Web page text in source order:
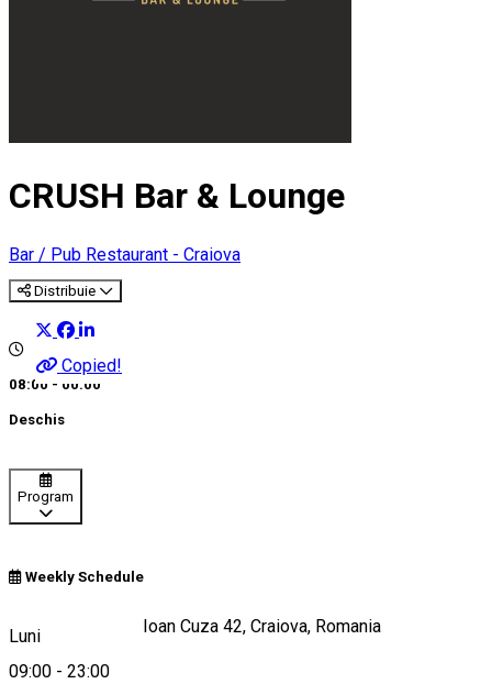
CRUSH Bar & Lounge
Bar / Pub Restaurant - Craiova
Distribuie
Copied!
08:00 - 00:00
Deschis
Program
Weekly Schedule
Luni
09:00 - 23:00
Strada Alexandru Ioan Cuza 42, Craiova, Romania